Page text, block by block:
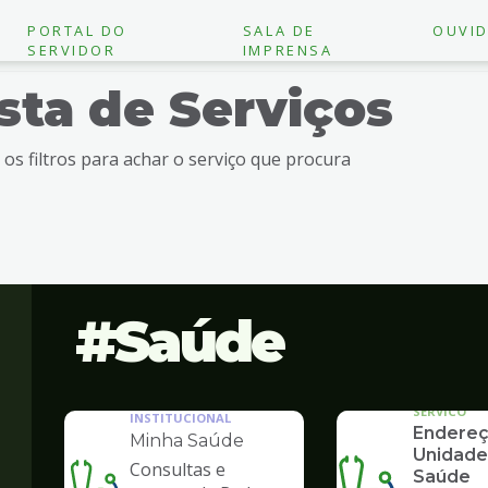
PORTAL DO
SERVIDOR
SALA DE
IMPRENSA
de Serviços
os filtros para achar o serviço que procura
Saúde
INSTITUCIONAL
Minha Saúde
Consultas e
SERVICO
Saúde